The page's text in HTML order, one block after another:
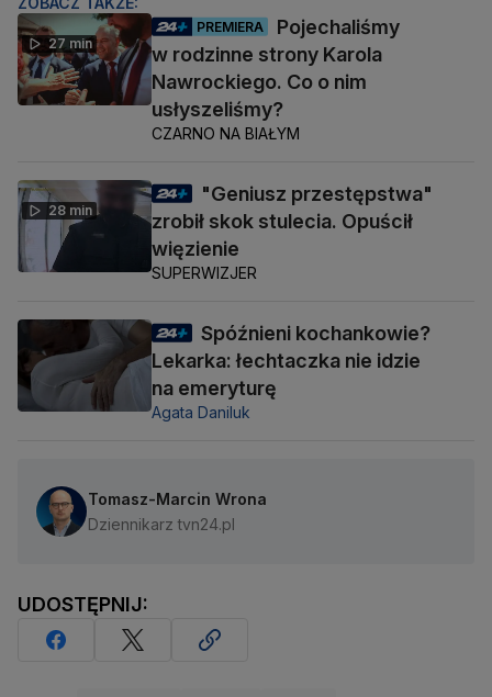
27 min
PREMIERA
Pojechaliśmy
w rodzinne strony Karola
Nawrockiego. Co o nim
usłyszeliśmy?
CZARNO NA BIAŁYM
28 min
"Geniusz przestępstwa"
zrobił skok stulecia. Opuścił
więzienie
SUPERWIZJER
Spóźnieni kochankowie?
Lekarka: łechtaczka nie idzie
na emeryturę
Agata Daniluk
Tomasz-Marcin Wrona
Dziennikarz tvn24.pl
UDOSTĘPNIJ: